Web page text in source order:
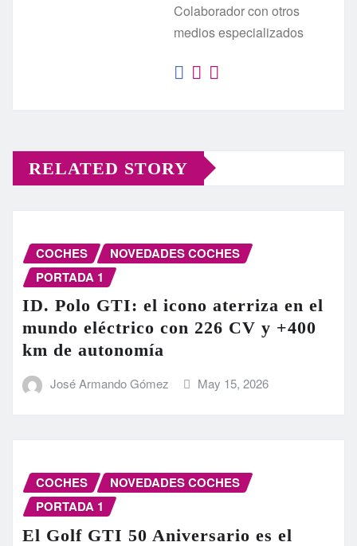
Colaborador con otros
medios especializados
RELATED STORY
COCHES
NOVEDADES COCHES
PORTADA 1
ID. Polo GTI: el icono aterriza en el
mundo eléctrico con 226 CV y +400
km de autonomía
José Armando Gómez May 15, 2026
COCHES
NOVEDADES COCHES
PORTADA 1
El Golf GTI 50 Aniversario es el